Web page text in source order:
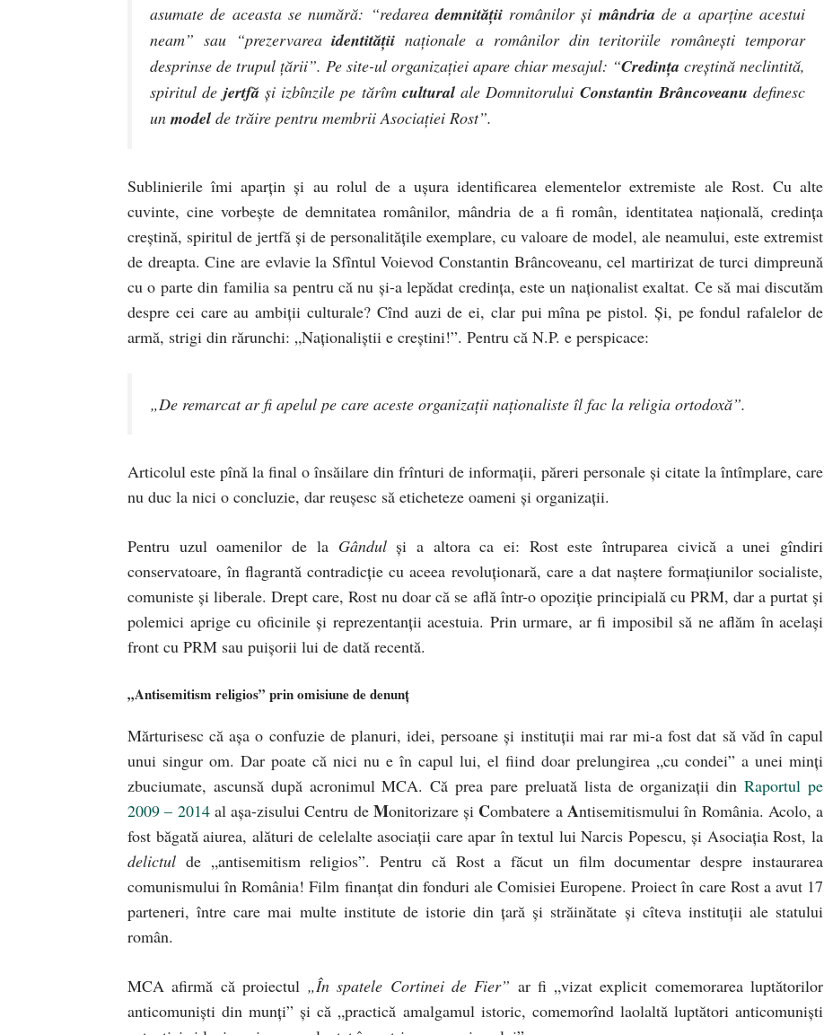
asumate de aceasta se numără: “redareademnităţiiromânilor şi mândria de a aparţine acestui
neam” sau “prezervareaidentităţii naţionale a românilor din teritoriile româneşti temporar
desprinse de trupul ţării”. Pe site-ul organizaţiei apare chiar mesajul: “Credinţa creştină neclintită,
spiritul de jertfă şi izbînzile pe tărîm culturalale Domnitorului Constantin Brâncoveanu definesc
un model de trăire pentru membrii Asociaţiei Rost”.
Sublinierile îmi aparţin şi au rolul de a uşura identificarea elementelor extremiste ale Rost. Cu alte
cuvinte, cine vorbeşte de demnitatea românilor, mândria de a fi român, identitatea naţională, credinţa
creştină, spiritul de jertfă şi de personalităţile exemplare, cu valoare de model, ale neamului, este extremist
de dreapta. Cine are evlavie la Sfîntul Voievod Constantin Brâncoveanu, cel martirizat de turci dimpreună
cu o parte din familia sa pentru că nu şi-a lepădat credinţa, este un naţionalist exaltat. Ce să mai discutăm
despre cei care au ambiţii culturale? Cînd auzi de ei, clar pui mîna pe pistol. Şi, pe fondul rafalelor de
armă, strigi din rărunchi: „Naţionaliştii e creştini!”. Pentru că N.P. e perspicace:
„De remarcat ar fi apelul pe care aceste organizaţii naţionaliste îl fac la religia ortodoxă”.
Articolul este pînă la final o însăilare din frînturi de informaţii, păreri personale şi citate la întîmplare, care
nu duc la nici o concluzie, dar reuşesc să eticheteze oameni şi organizaţii.
Pentru uzul oamenilor de la Gândulşi a altora ca ei: Rost este întruparea civică a unei gîndiri
conservatoare, în flagrantă contradicţie cu aceea revoluţionară, care a dat naştere formaţiunilor socialiste,
comuniste şi liberale. Drept care, Rost nu doar că se află într-o opoziţie principială cu PRM, dar a purtat şi
polemici aprige cu oficinile şi reprezentanţii acestuia. Prin urmare, ar fi imposibil să ne aflăm în acelaşi
front cu PRM sau puişorii lui de dată recentă.
„Antisemitism religios” prin omisiune de denunţ
Mărturisesc că aşa o confuzie de planuri, idei, persoane şi instituţii mai rar mi-a fost dat să văd în capul
unui singur om. Dar poate că nici nu e în capul lui, el fiind doar prelungirea „cu condei” a unei minţi
zbuciumate, ascunsă după acronimul MCA. Că prea pare preluată lista de organizaţii dinRaportul pe
2009 – 2014al aşa-zisului Centru de Monitorizare şi Combatere a Antisemitismului în România. Acolo, a
fost băgată aiurea, alături de celelalte asociaţii care apar în textul lui Narcis Popescu, şi Asociaţia Rost, la
delictul de „antisemitism religios”. Pentru că Rost a făcut un film documentar despre instaurarea
comunismului în România! Film finanţat din fonduri ale Comisiei Europene. Proiect în care Rost a avut 17
parteneri, între care mai multe institute de istorie din ţară şi străinătate şi cîteva instituţii ale statului
român.
MCA afirmă că proiectul „În spatele Cortinei de Fier” ar fi „vizat explicit comemorarea luptătorilor
anticomunişti din munţi” şi că „practică amalgamul istoric, comemorînd laolaltă luptători anticomunişti